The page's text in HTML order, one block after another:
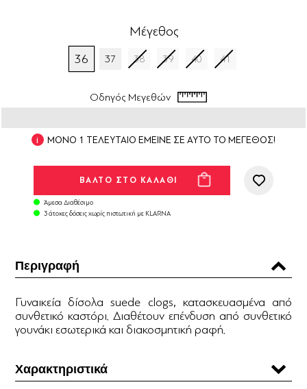
Μέγεθος
36 37 38 39 40 41
Οδηγός Μεγεθών
ΜΟΝΟ 1 ΤΕΛΕΥΤΑΙΟ ΕΜΕΙΝΕ ΣΕ ΑΥΤΟ ΤΟ ΜΕΓΕΘΟΣ!
Άμεσα Διαθέσιμο
3 άτοκες δόσεις χωρίς πιστωτική με KLARNA
Περιγραφή
Γυναικεία δίσολα suede clogs, κατασκευασμένα από
συνθετικό καστόρι. Διαθέτουν επένδυση από συνθετικό
γουνάκι εσωτερικά και διακοσμητική ραφή.
Χαρακτηριστικά